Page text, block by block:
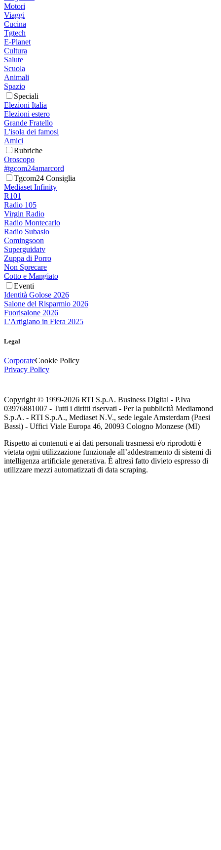
Motori
Viaggi
Cucina
Tgtech
E-Planet
Cultura
Salute
Scuola
Animali
Spazio
Speciali
Elezioni Italia
Elezioni estero
Grande Fratello
L'isola dei famosi
Amici
Rubriche
Oroscopo
#tgcom24amarcord
Tgcom24 Consiglia
Mediaset Infinity
R101
Radio 105
Virgin Radio
Radio Montecarlo
Radio Subasio
Comingsoon
Superguidatv
Zuppa di Porro
Non Sprecare
Cotto e Mangiato
Eventi
Identità Golose 2026
Salone del Risparmio 2026
Fuorisalone 2026
L'Artigiano in Fiera 2025
Legal
CorporateCookie Policy
Privacy Policy
Copyright © 1999-2026 RTI S.p.A. Business Digital - P.Iva
03976881007 - Tutti i diritti riservati - Per la pubblicità Mediamond
S.p.A. - RTI S.p.A., Mediaset N.V., sede legale Amsterdam (Paesi
Bassi) - Uffici Viale Europa 46, 20093 Cologno Monzese (MI)
Rispetto ai contenuti e ai dati personali trasmessi e/o riprodotti è
vietata ogni utilizzazione funzionale all’addestramento di sistemi di
intelligenza artificiale generativa. È altresì fatto divieto espresso di
utilizzare mezzi automatizzati di data scraping.